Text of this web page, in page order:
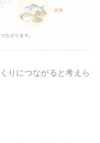
りにつながると考えら